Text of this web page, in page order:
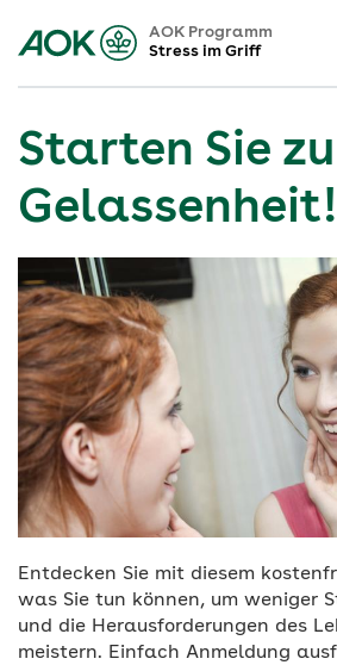
AOK Programm
Stress im Griff
Starten Sie
Gelassenheit!
Entdecken Sie mit diesem
was Sie tun können, um weniger
und die Herausforderungen des
meistern. Einfach Anmeldung